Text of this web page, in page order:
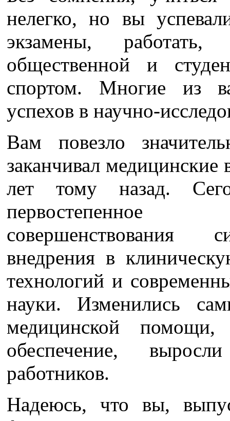
нелегко, но вы
экзамены,
общественной и
спортом. Многие из
успехов в научно-
Вам повезло
заканчивал медицинские
лет тому назад.
первостепенное
совершенствования
внедрения в
технологий и
науки. Изменились
медицинской помощи,
обеспечение,
работников.
Надеюсь, что вы,